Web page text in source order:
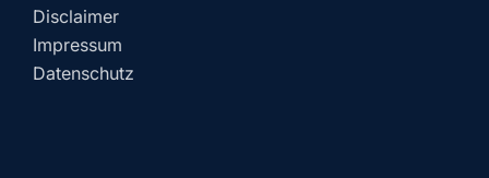
Disclaimer
Impressum
Datenschutz